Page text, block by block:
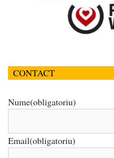
CONTACT
Nume(obligatoriu)
Email(obligatoriu)